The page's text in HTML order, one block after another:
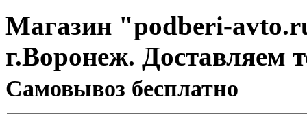
Магазин "podberi-
г.Воронеж. Доставляем
Cамовывоз бесплатно